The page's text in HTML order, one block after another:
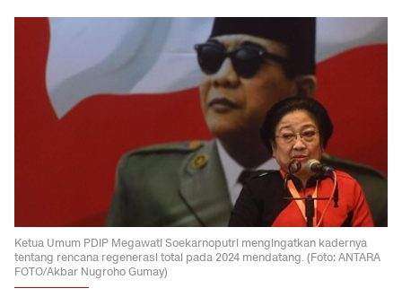
Ketua Umum PDIP Megawati Soekarnoputri mengingatkan kadernya
tentang rencana regenerasi total pada 2024 mendatang. (Foto: ANTARA
FOTO/Akbar Nugroho Gumay)